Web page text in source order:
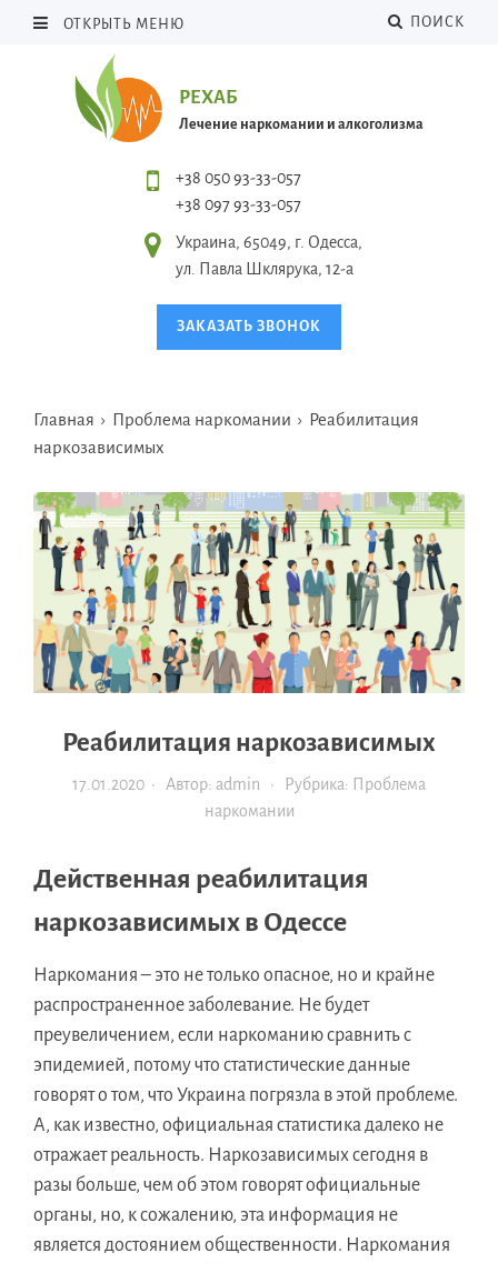
ОТКРЫТЬ МЕНЮ ПОИСК
РЕХАБ
Лечение наркомании и алкоголизма
+38 050 93-33-057
+38 097 93-33-057
Украина, 65049, г. Одесса,
ул. Павла Шклярука, 12-а
ЗАКАЗАТЬ ЗВОНОК
Главная › Проблема наркомании › Реабилитация
наркозависимых
Реабилитация наркозависимых
17.01.2020 · Автор: admin · Рубрика: Проблема
наркомании
Действенная реабилитация
наркозависимых в Одессе
Наркомания – это не только опасное, но и крайне
распространенное заболевание. Не будет
преувеличением, если наркоманию сравнить с
эпидемией, потому что статистические данные
говорят о том, что Украина погрязла в этой проблеме.
А, как известно, официальная статистика далеко не
отражает реальность. Наркозависимых сегодня в
разы больше, чем об этом говорят официальные
органы, но, к сожалению, эта информация не
является достоянием общественности. Наркомания